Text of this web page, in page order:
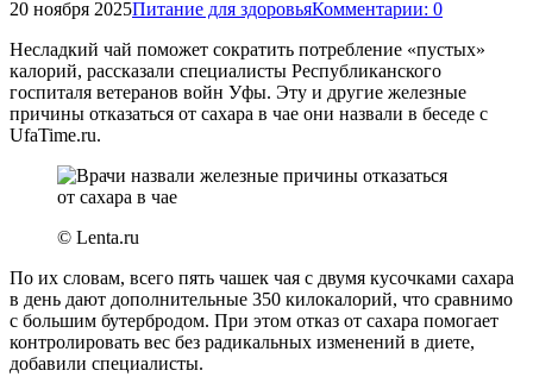
20 ноября 2025Питание для здоровьяКомментарии: 0
Несладкий чай поможет сократить потребление «пустых»
калорий, рассказали специалисты Республиканского
госпиталя ветеранов войн Уфы. Эту и другие железные
причины отказаться от сахара в чае они назвали в беседе с
UfaTime.ru.
© Lenta.ru
По их словам, всего пять чашек чая с двумя кусочками сахара
в день дают дополнительные 350 килокалорий, что сравнимо
с большим бутербродом. При этом отказ от сахара помогает
контролировать вес без радикальных изменений в диете,
добавили специалисты.